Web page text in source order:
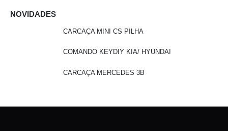
NOVIDADES
CARCAÇA MINI CS PILHA
COMANDO KEYDIY KIA/ HYUNDAI
CARCAÇA MERCEDES 3B